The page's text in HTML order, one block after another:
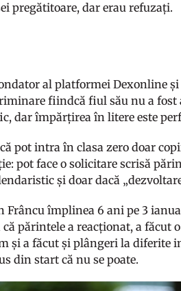
pregătitoare, dar erau refuzați.
al platformei Dexonline
fiindcă fiul său nu a fost
dar împărțirea în litere este
pot intra în clasa zero doar
pot face o solicitare scrisă
și doar dacă
Frâncu împlinea 6 ani pe 3
părintele a reacționat, a făcut
și a făcut și plângeri la
din start că nu se poate.